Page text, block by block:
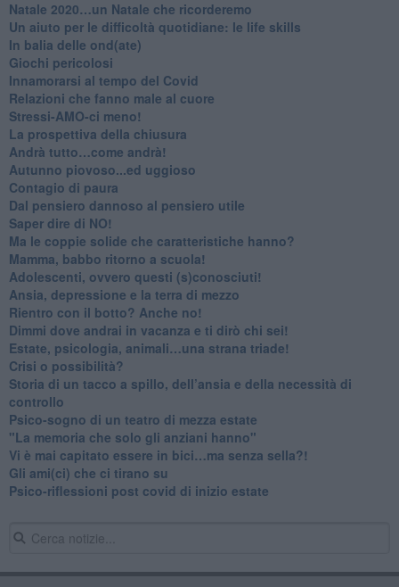
​Natale 2020…un Natale che ricorderemo
Un aiuto per le difficoltà quotidiane: le life skills
​In balia delle ond(ate)
Giochi pericolosi
Innamorarsi al tempo del Covid
​Relazioni che fanno male al cuore
​Stressi-AMO-ci meno!
​La prospettiva della chiusura
​Andrà tutto…come andrà!
Autunno piovoso...ed uggioso
​Contagio di paura
​Dal pensiero dannoso al pensiero utile
​Saper dire di NO!
​Ma le coppie solide che caratteristiche hanno?
​Mamma, babbo ritorno a scuola!
Adolescenti, ovvero questi (s)conosciuti!
Ansia, depressione e la terra di mezzo
​Rientro con il botto? Anche no!
Dimmi dove andrai in vacanza e ti dirò chi sei!
​Estate, psicologia, animali…una strana triade!
​Crisi o possibilità?
​Storia di un tacco a spillo, dell’ansia e della necessità di
controllo
​Psico-sogno di un teatro di mezza estate
"La memoria che solo gli anziani hanno"
​Vi è mai capitato essere in bici…ma senza sella?!
​Gli ami(ci) che ci tirano su
Psico-riflessioni post covid di inizio estate